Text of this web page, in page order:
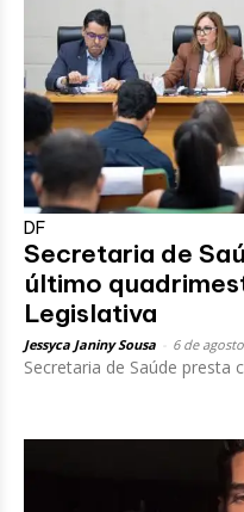
DF
Secretaria de
último
Legislativa
Jessyca Janiny Sousa 6 de
Secretaria de Saúde presta